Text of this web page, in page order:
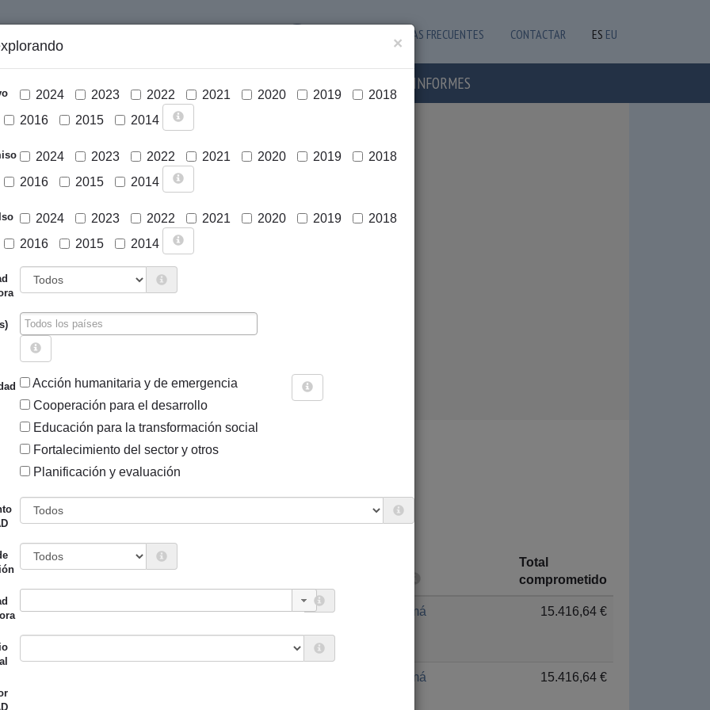
PREGUNTAS FRECUENTES CONTACTAR ES EU
NOTICIAS E INFORMES
Sigue explorando
×
2024 2023 2022 2021 2020 2019
2018
2016 2015 2014
2024 2023 2022 2021 2020 2019
2018
2016 2015 2014
2024 2023 2022 2021 2020 2019
2018
2016 2015 2014
Acción humanitaria y de emergencia
Cooperación para el desarrollo
Educación para la transformación social
Fortalecimiento del sector y otros
Planificación y evaluación
PROYECTOS CUYO SECTOR CAD ES MULTISECTORIAL.
Total
comprometido
Vasco (eLankidetza -
EHU 2013 Panamá 15.416,64 €
Vasca de Cooperación y
Panamá 15.416,64 €